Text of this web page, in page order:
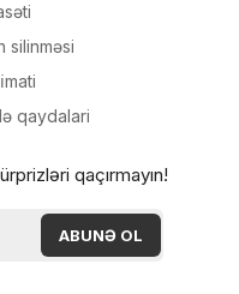
silinməsi
qaydalari
qaçırmayın!